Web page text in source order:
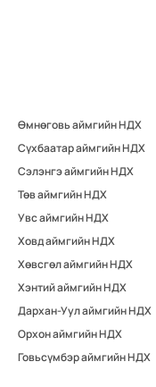
Өмнөговь аймгийн НДХ
Сүхбаатар аймгийн НДХ
Сэлэнгэ аймгийн НДХ
Төв аймгийн НДХ
Увс аймгийн НДХ
Ховд аймгийн НДХ
Хөвсгөл аймгийн НДХ
Хэнтий аймгийн НДХ
Дархан-Уул аймгийн НДХ
Орхон аймгийн НДХ
Говьсүмбэр аймгийн НДХ